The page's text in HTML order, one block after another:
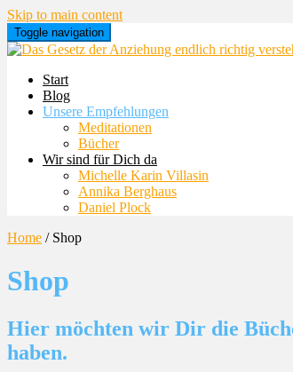
Skip to main content
Toggle navigation
Start
Blog
Unsere Empfehlungen
Meditationen
Bücher
Wir sind für Dich da
Michelle Karin Villasin
Annika Berghaus
Daniel Plock
Home / Shop
Shop
Hier möchten wir Dir die
haben.